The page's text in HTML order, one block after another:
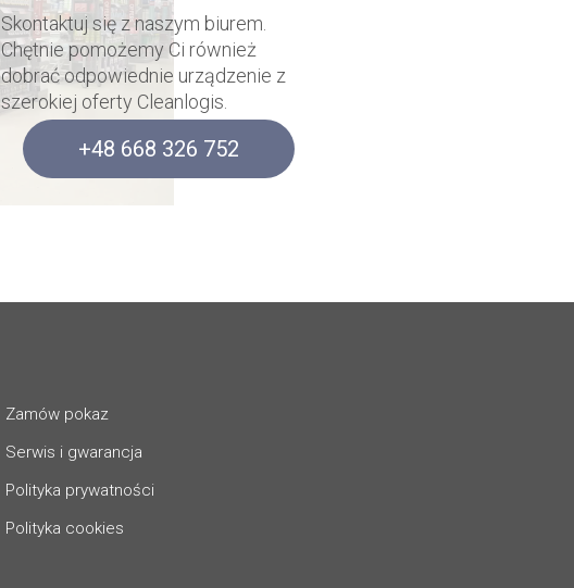
Skontaktuj się z naszym biurem.
Chętnie pomożemy Ci również
dobrać odpowiednie urządzenie z
szerokiej oferty Cleanlogis.
+48 668 326 752
Zamów pokaz
Serwis i gwarancja
Polityka prywatności
Polityka cookies